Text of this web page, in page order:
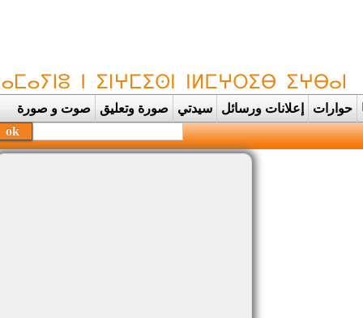
حوارات إعلانات ورسائل سيدتي صورة وتعليق صوت و صورة